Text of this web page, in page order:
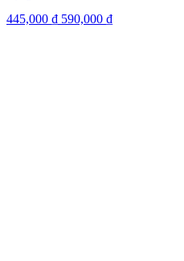
445,000 ₫ 590,000 ₫